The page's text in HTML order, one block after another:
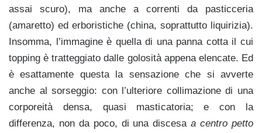
assai scuro), ma anche a correnti da pasticceria
(amaretto) ed erboristiche (china, soprattutto liquirizia).
Insomma, l’immagine è quella di una panna cotta il cui
topping è tratteggiato dalle golosità appena elencate. Ed
è esattamente questa la sensazione che si avverte
anche al sorseggio: con l’ulteriore collimazione di una
corporeità densa, quasi masticatoria; e con la
differenza, non da poco, di una discesaa centro petto